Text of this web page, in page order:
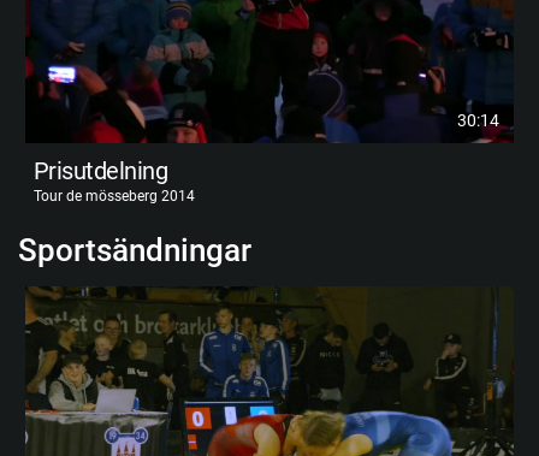
30:14
Prisutdelning
Tour de mösseberg 2014
Sportsändningar